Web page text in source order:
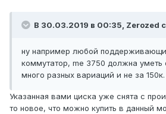
В 30.03.2019 в 00:35, Zerozed
ну например любой
коммутатор, me 3750 должна уметь
много разных вариаций и не за 150к.
Указанная вами циска уже снята с
то новое, что можно купить в данный